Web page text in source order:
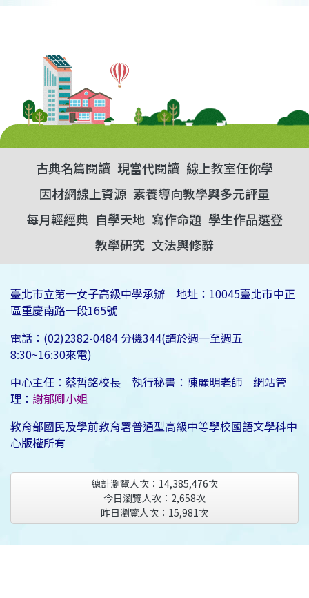
古典名篇閱讀 現當代閱讀 線上教室任你學
因材網線上資源 素養導向教學與多元評量
每月輕經典 自學天地 寫作命題 學生作品選登
教學研究 文法與修辭
臺北市立第一女子高級中學承辦 地址：10045臺北市中正
區重慶南路一段165號
電話：(02)2382-0484 分機344(請於週一至週五
8:30~16:30來電)
中心主任：蔡哲銘校長 執行秘書：陳麗明老師 網站管
理： 謝郁卿小姐
教育部國民及學前教育署普通型高級中等學校國語文學科中
心版權所有
總計瀏覽人次： 14,385,476次
今日瀏覽人次： 2,658次
昨日瀏覽人次： 15,981次